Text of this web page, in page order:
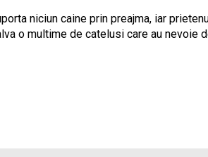
niciun caine prin preajma, iar
o multime de catelusi care au nevoie